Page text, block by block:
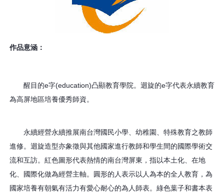
作品意涵：
醒目的e字(education)凸顯教育學院。迴旋的e字代表永續教育
為高屏地區培養優秀師資。
永續經營永續推展南台灣國民小學、幼稚園、特殊教育之教師
進修。迴旋造型亦象徵與其他國家進行教師和學生間的國際學術交
流和互訪。紅色圖形代表熱情的南台灣屏東，指以本土化、在地
化、國際化做為經營主軸。圓形的人表示以人為本的全人教育，為
國家培養有朝氣有活力有愛心耐心的為人師表。綠色葉子和書本表